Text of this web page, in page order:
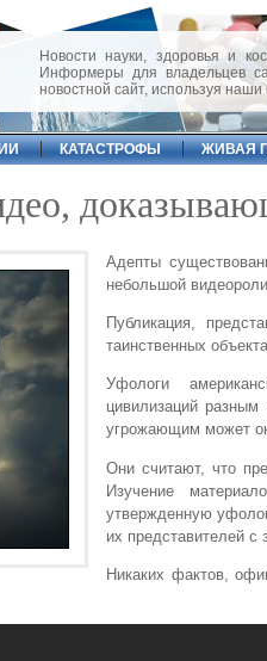
Новости науки, здоровья и
Информеры для владельцев
новостной сайт, используя
КАТАСТРОФЫ ЖИВАЯ
Адепты
небольшой
Публикация,
таинственных
Уфологи
цивилизаций
угрожающим может
Они считают, что
Изучение
утвержденную
их представителей с
Никаких фактов,